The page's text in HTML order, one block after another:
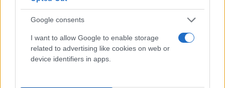
Google consents
I want to allow Google to enable storage
related to advertising like cookies on web or
device identifiers in apps.